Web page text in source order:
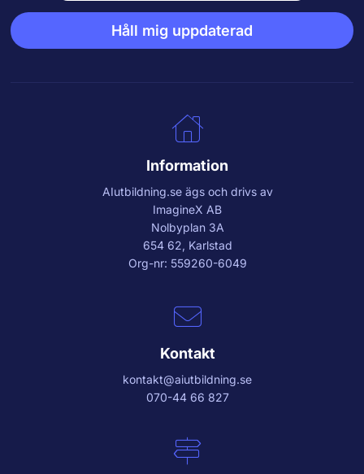
Håll mig uppdaterad
Information
AIutbildning.seägs och drivs av
ImagineX AB
Nolbyplan 3A
654 62, Karlstad
Org-nr: 559260-6049
Kontakt
kontakt@aiutbildning.se
070-44 66 827